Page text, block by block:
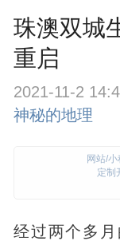
珠澳双城
重启
2021-11-2
神秘的地理
网站/
定制
经过两个多